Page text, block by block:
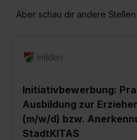
Aber schau dir andere
Initiativbewerbung:
Ausbildung zur
(m/w/d) bzw.
StadtKITAS